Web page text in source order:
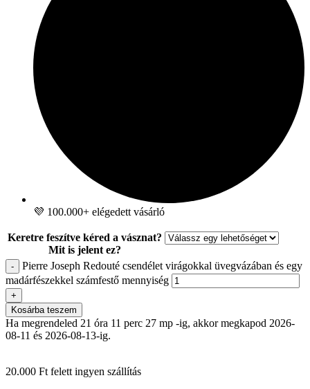
💜 100.000+ elégedett vásárló
Keretre feszítve kéred a vásznat?
Mit is jelent ez?
-
Pierre Joseph Redouté csendélet virágokkal üvegvázában és egy
madárfészekkel számfestő mennyiség
+
Kosárba teszem
Ha megrendeled 21 óra 11 perc 26 mp -ig, akkor megkapod 2026-
08-11 és 2026-08-13-ig.
20.000 Ft felett ingyen szállítás